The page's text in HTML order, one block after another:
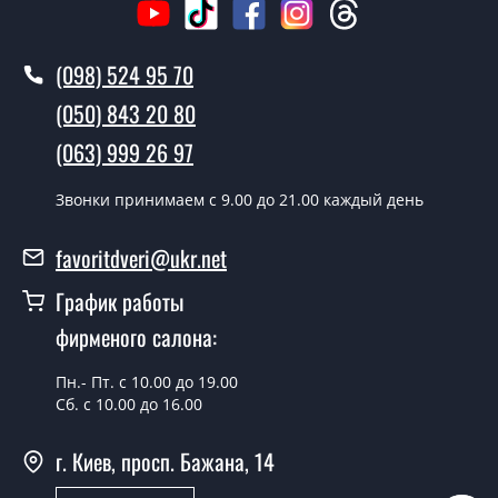
Рим?
условии наличия их на складе, либо на следующий
день.
Можно на сегодня вызвать
У вас есть в наличии готовые двери
Да, мы имеем большой ассортимент готовых входных
Какая стоимость самых дешевых
От 5200 грн.
(098) 524 95 70
(050) 843 20 80
(063) 999 26 97
Звонки принимаем c 9.00 до 21.00 каждый день
favoritdveri@ukr.net
График работы
фирменого салона:
Пн.- Пт. с 10.00 до 19.00
Сб. с 10.00 до 16.00
г. Киев, просп. Бажана, 14